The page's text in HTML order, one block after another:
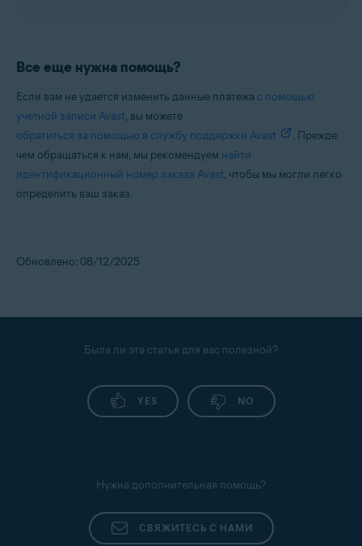
Все еще нужна помощь?
Если вам не удается изменить данные платежа с помощью
учетной записи Avast, вы можете
обратиться за помощью в службу поддержки Avast
. Прежде
чем обращаться к нам, мы рекомендуем найти
идентификационный номер заказа Avast, чтобы мы могли легко
определить ваш заказ.
Обновлено: 08/12/2025
Была ли эта статья для вас полезной?
YES NO
Нужна дополнительная помощь?
СВЯЖИТЕСЬ С НАМИ